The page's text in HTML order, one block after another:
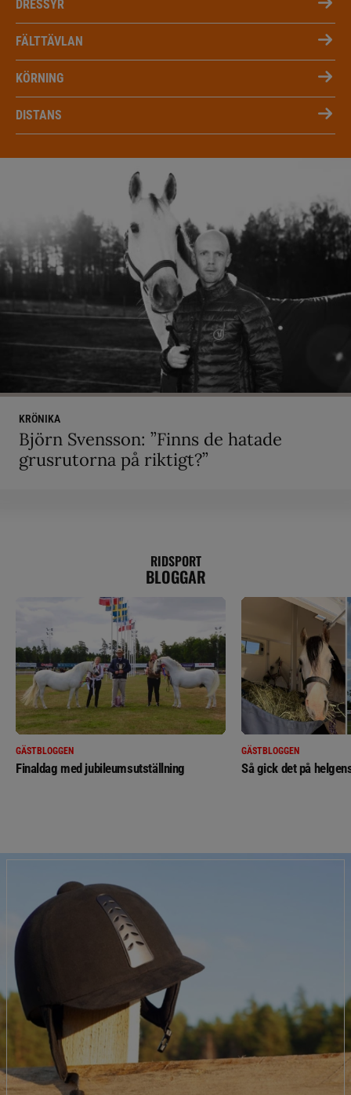
DRESSYR
FÄLTTÄVLAN
KÖRNING
DISTANS
KRÖNIKA
Björn Svensson: ”Finns de hatade
grusrutorna på riktigt?”
RIDSPORT
BLOGGAR
GÄSTBLOGGEN
Finaldag med jubileumsutställning
GÄSTBLOGGEN
Så gick det på